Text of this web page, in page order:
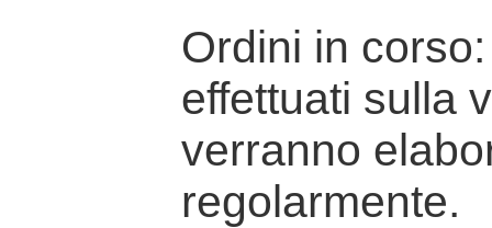
Ordini in
effettuati sulla
verranno
regolarmente.